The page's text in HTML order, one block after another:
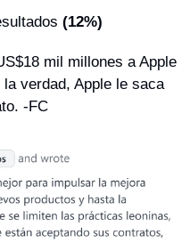
(12%)
mil millones a Apple
verdad, Apple le saca
-FC